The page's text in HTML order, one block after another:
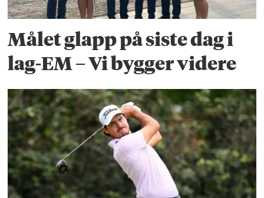
Målet glapp på siste dag i
lag-EM – Vi bygger videre